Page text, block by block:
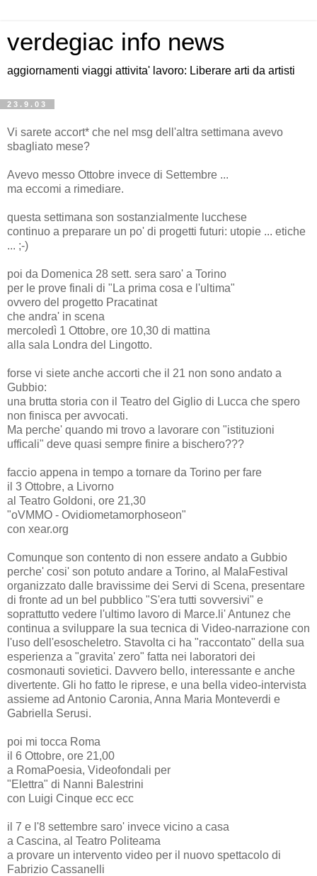
verdegiac info news
aggiornamenti viaggi attivita' lavoro: Liberare arti da artisti
23.9.03
Vi sarete accort* che nel msg dell'altra settimana avevo
sbagliato mese?
Avevo messo Ottobre invece di Settembre ...
ma eccomi a rimediare.
questa settimana son sostanzialmente lucchese
continuo a preparare un po' di progetti futuri: utopie ... etiche
... ;-)
poi da Domenica 28 sett. sera saro' a Torino
per le prove finali di "La prima cosa e l'ultima"
ovvero del progetto Pracatinat
che andra' in scena
mercoledì 1 Ottobre, ore 10,30 di mattina
alla sala Londra del Lingotto.
forse vi siete anche accorti che il 21 non sono andato a
Gubbio:
una brutta storia con il Teatro del Giglio di Lucca che spero
non finisca per avvocati.
Ma perche' quando mi trovo a lavorare con "istituzioni
ufficali" deve quasi sempre finire a bischero???
faccio appena in tempo a tornare da Torino per fare
il 3 Ottobre, a Livorno
al Teatro Goldoni, ore 21,30
"oVMMO - Ovidiometamorphoseon"
con xear.org
Comunque son contento di non essere andato a Gubbio
perche' cosi' son potuto andare a Torino, al MalaFestival
organizzato dalle bravissime dei Servi di Scena, presentare
di fronte ad un bel pubblico "S'era tutti sovversivi" e
soprattutto vedere l'ultimo lavoro di Marce.li' Antunez che
continua a sviluppare la sua tecnica di Video-narrazione con
l'uso dell'esoscheletro. Stavolta ci ha "raccontato" della sua
esperienza a "gravita' zero" fatta nei laboratori dei
cosmonauti sovietici. Davvero bello, interessante e anche
divertente. Gli ho fatto le riprese, e una bella video-intervista
assieme ad Antonio Caronia, Anna Maria Monteverdi e
Gabriella Serusi.
poi mi tocca Roma
il 6 Ottobre, ore 21,00
a RomaPoesia, Videofondali per
"Elettra" di Nanni Balestrini
con Luigi Cinque ecc ecc
il 7 e l'8 settembre saro' invece vicino a casa
a Cascina, al Teatro Politeama
a provare un intervento video per il nuovo spettacolo di
Fabrizio Cassanelli